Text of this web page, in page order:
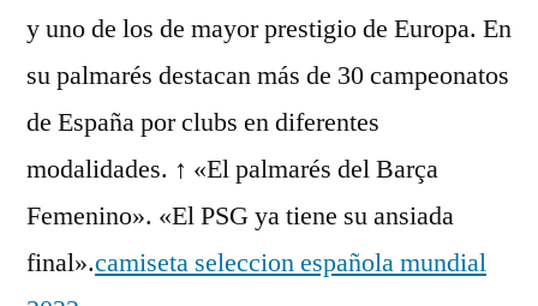
y uno de los de mayor prestigio de Europa. En
su palmarés destacan más de 30 campeonatos
de España por clubs en diferentes
modalidades. ↑ «El palmarés del Barça
Femenino». «El PSG ya tiene su ansiada
final».camiseta seleccion española mundial